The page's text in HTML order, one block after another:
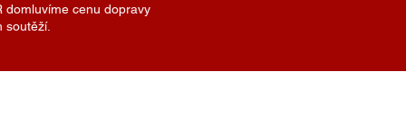
domluvíme cenu dopravy
soutěží.